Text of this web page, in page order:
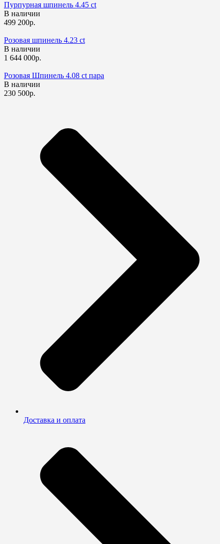
Пурпурная шпинель 4.45 ct
В наличии
499 200р.
Розовая шпинель 4.23 ct
В наличии
1 644 000р.
Розовая Шпинель 4.08 ct пара
В наличии
230 500р.
Доставка и оплата